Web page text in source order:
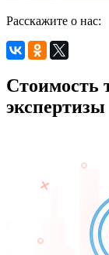
Расскажите о нас:
Стоимость
экспертизы